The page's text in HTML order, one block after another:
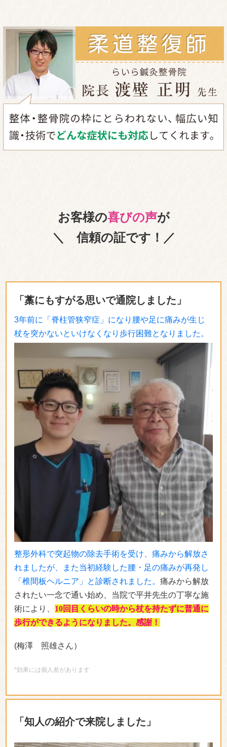
お客様の喜びの声が
＼ 信頼の証です！／
「藁にもすがる思いで通院しました」
3年前に「脊柱管狭窄症」になり腰や足に痛みが生じ
杖を突かないといけなくなり歩行困難となりました。
整形外科で突起物の除去手術を受け、痛みから解放さ
れましたが、また当初経験した腰・足の痛みが再発し
「椎間板ヘルニア」と診断されました。 痛みから解放
されたい一念で通い始め、当院で平井先生の丁寧な施
術により、 10回目くらいの時から杖を持たずに普通に
歩行ができるようになりました。感謝！
(梅澤 照雄さん）
*効果には個人差があります
「知人の紹介で来院しました」